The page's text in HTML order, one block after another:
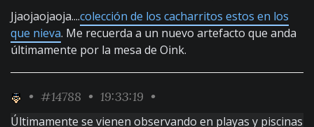
Jjaojaojaoja....colección de los cacharritos estos en los
que nieva. Me recuerda a un nuevo artefacto que anda
últimamente por la mesa de Oink.
• #14788 • 19:33:19 •
Últimamente se vienen observando en playas y piscinas